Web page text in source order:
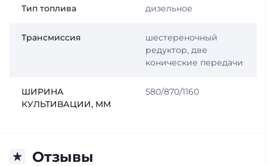
Тип топлива дизельное
Трансмиссия
шестереночный
редуктор, две
конические передачи
ШИРИНА
КУЛЬТИВАЦИИ, ММ
580/870/1160
Отзывы